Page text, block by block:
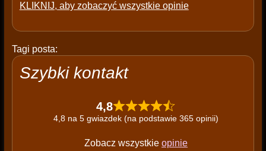
KLIKNIJ, aby zobaczyć wszystkie opinie
Tagi posta:
Szybki kontakt
4,8
4,8 na 5 gwiazdek (na podstawie 365 opinii)
Zobacz wszystkie opinie